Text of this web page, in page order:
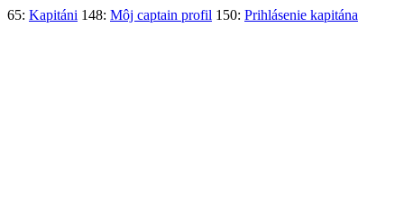
65: Kapitáni 148: Môj captain profil 150: Prihlásenie kapitána